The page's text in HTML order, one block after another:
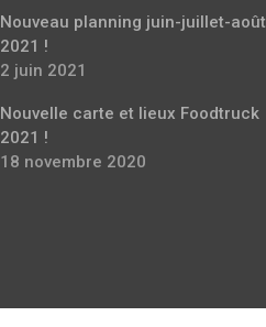
Nouveau planning juin-juillet-août
2021 !
2 juin 2021
Nouvelle carte et lieux Foodtruck
2021 !
18 novembre 2020